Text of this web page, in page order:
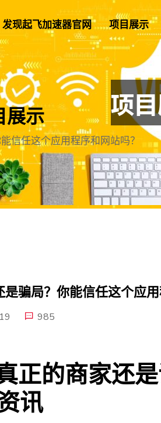
发现起飞加速器官网 项目展示
展示
信任这个应用程序和网站吗？
骗局？你能信任这个应用
985
正的商家还
讯